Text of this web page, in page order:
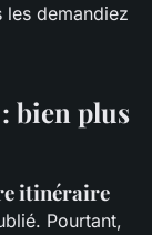
demandiez
bien plus
itinéraire
Pourtant,